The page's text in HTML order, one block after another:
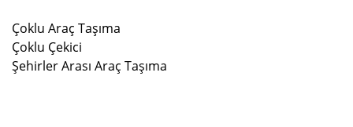
Çoklu Araç Taşıma
Çoklu Çekici
Şehirler Arası Araç Taşıma